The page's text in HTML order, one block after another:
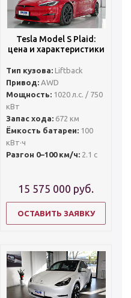
Tesla Model S Plaid:
цена и характеристики
Тип кузова: Liftback
Привод: AWD
Мощность: 1020 л.с. / 750
кВт
Запас хода: 672 км
Ёмкость батареи: 100
кВт·ч
Разгон 0–100 км/ч: 2.1 с
15 575 000 руб.
ОСТАВИТЬ ЗАЯВКУ